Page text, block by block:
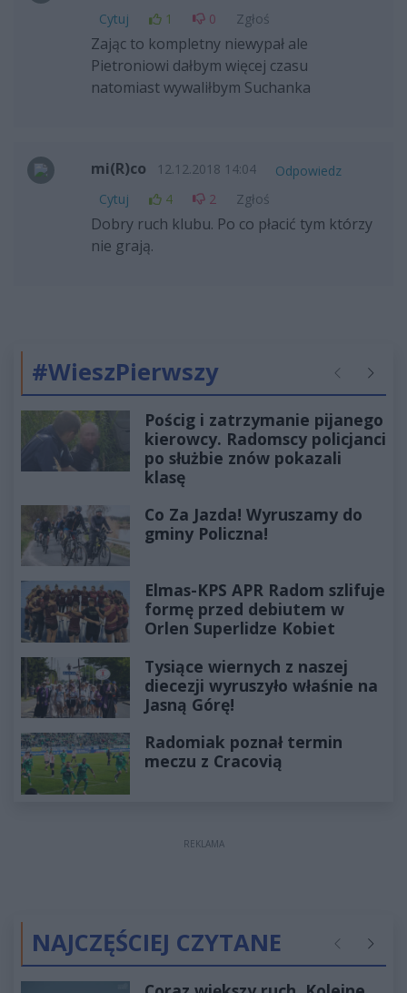
Cytuj
1 0 Zgłoś
Zając to kompletny niewypał ale
Pietroniowi dałbym więcej czasu
natomiast wywaliłbym Suchanka
mi(R)co 12.12.2018 14:04
Odpowiedz
Cytuj
4 2 Zgłoś
Dobry ruch klubu. Po co płacić tym którzy
nie grają.
#WieszPierwszy Poprzednie
Pościg i zatrzymanie pijanego
kierowcy. Radomscy policjanci
po służbie znów pokazali
klasę
Co Za Jazda! Wyruszamy do
gminy Policzna!
Elmas-KPS APR Radom szlifuje
formę przed debiutem w
Orlen Superlidze Kobiet
Tysiące wiernych z naszej
diecezji wyruszyło właśnie na
Jasną Górę!
Radomiak poznał termin
meczu z Cracovią
REKLAMA
NAJCZĘŚCIEJ CZYTANE Poprzednie